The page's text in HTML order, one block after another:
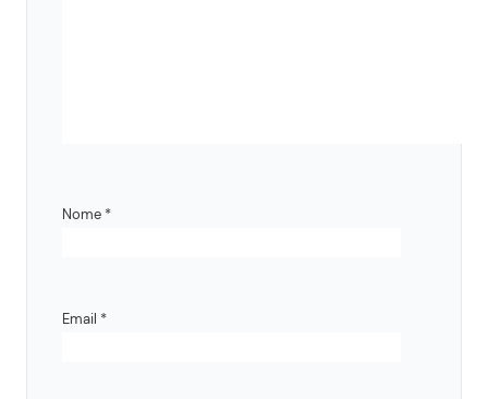
Nome *
Email *